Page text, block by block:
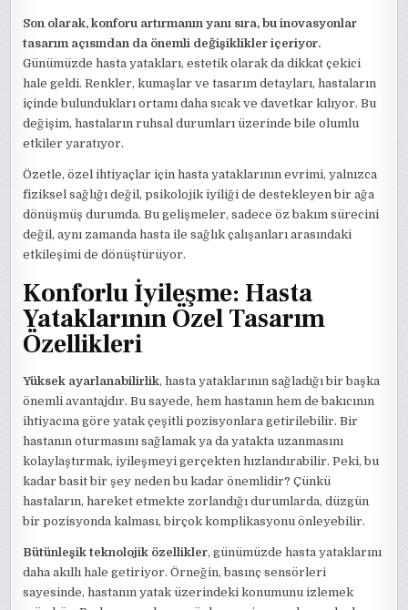
Son olarak, konforu artırmanın yanı sıra, bu inovasyonlar
tasarım açısından da önemli değişiklikler içeriyor.
Günümüzde hasta yatakları, estetik olarak da dikkat çekici
hale geldi. Renkler, kumaşlar ve tasarım detayları, hastaların
içinde bulundukları ortamı daha sıcak ve davetkar kılıyor. Bu
değişim, hastaların ruhsal durumları üzerinde bile olumlu
etkiler yaratıyor.
Özetle, özel ihtiyaçlar için hasta yataklarının evrimi, yalnızca
fiziksel sağlığı değil, psikolojik iyiliği de destekleyen bir ağa
dönüşmüş durumda. Bu gelişmeler, sadece öz bakım sürecini
değil, aynı zamanda hasta ile sağlık çalışanları arasındaki
etkileşimi de dönüştürüyor.
Konforlu İyileşme: Hasta
Yataklarının Özel Tasarım
Özellikleri
Yüksek ayarlanabilirlik, hasta yataklarının sağladığı bir başka
önemli avantajdır. Bu sayede, hem hastanın hem de bakıcının
ihtiyacına göre yatak çeşitli pozisyonlara getirilebilir. Bir
hastanın oturmasını sağlamak ya da yatakta uzanmasını
kolaylaştırmak, iyileşmeyi gerçekten hızlandırabilir. Peki, bu
kadar basit bir şey neden bu kadar önemlidir? Çünkü
hastaların, hareket etmekte zorlandığı durumlarda, düzgün
bir pozisyonda kalması, birçok komplikasyonu önleyebilir.
Bütünleşik teknolojik özellikler, günümüzde hasta yataklarını
daha akıllı hale getiriyor. Örneğin, basınç sensörleri
sayesinde, hastanın yatak üzerindeki konumunu izlemek